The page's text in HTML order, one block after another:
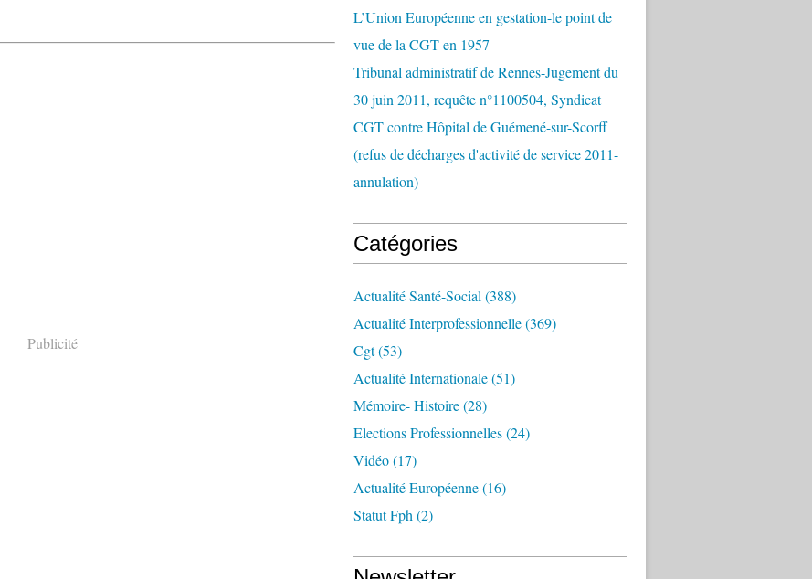
Publicité
L’Union Européenne en gestation-le point de
vue de la CGT en 1957
Tribunal administratif de Rennes-Jugement du
30 juin 2011, requête n°1100504, Syndicat
CGT contre Hôpital de Guémené-sur-Scorff
(refus de décharges d'activité de service 2011-
annulation)
Catégories
Actualité Santé-Social (388)
Actualité Interprofessionnelle(369)
Cgt(53)
Actualité Internationale(51)
Mémoire- Histoire(28)
Elections Professionnelles(24)
Vidéo(17)
Actualité Européenne(16)
Statut Fph (2)